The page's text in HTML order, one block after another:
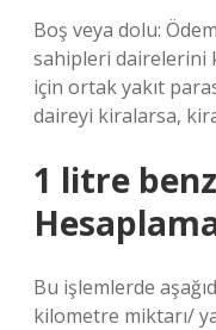
Boş veya dolu:
sahipleri dairelerini
için ortak yakıt
daireyi kiralarsa,
1 litre
Bu işlemlerde
kilometre miktarı/